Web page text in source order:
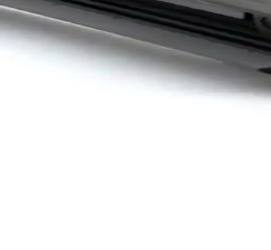
ve 6c İçin Bosch Aeroeco
Polo 6r ve 6c modelleri
2019) Aeroeco Muz
(2015-2019) modelleri için